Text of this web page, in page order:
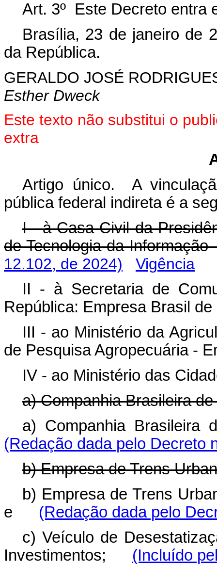
Art. 3º Este Decreto entra
Brasília, 23 de janeiro de
da República.
GERALDO JOSÉ
Esther Dweck
Este texto não substitui o
extra
Artigo único. A
pública federal indireta é a
I - à Casa Civil da
de Tecnologia da Informação
12.102, de 2024)
Vigência
II - à Secretaria de
República: Empresa Brasil
III - ao Ministério da
de Pesquisa Agropecuária -
IV - ao Ministério das
a) Companhia Brasileira
a) Companhia
(Redação dada pelo Decreto
b) Empresa de Trens
b) Empresa de Trens
e (Redação dada pelo
c) Veículo de
Investimentos; (Incluído